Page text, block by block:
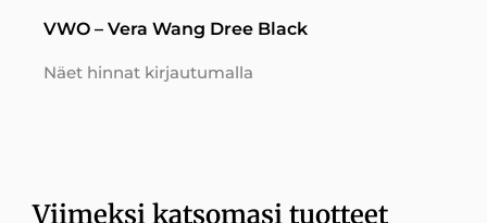
VWO – Vera Wang Dree Black
Näet hinnat kirjautumalla
Viimeksi katsomasi tuotteet